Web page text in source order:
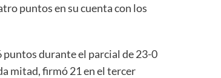
puntos en su cuenta con los
durante el parcial de 23-0
mitad, firmó 21 en el tercer